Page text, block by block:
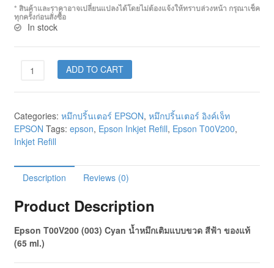
* สินค้าและราคาอาจเปลี่ยนแปลงได้โดยไม่ต้องแจ้งให้ทราบล่วงหน้า กรุณาเช็ค
ทุกครั้งก่อนสั่งซื้อ
In stock
ADD TO CART
Categories: หมึกปริ้นเตอร์ EPSON, หมึกปริ้นเตอร์ อิงค์เจ็ท
EPSON Tags: epson, Epson Inkjet Refill, Epson T00V200,
Inkjet Refill
Description Reviews (0)
Product Description
Epson T00V200 (003) Cyan น้ำหมึกเติมแบบขวด สีฟ้า ของแท้
(65 ml.)